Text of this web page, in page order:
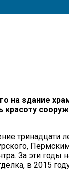
на здание
красоту
тринадцати
За эти годы
в 2015